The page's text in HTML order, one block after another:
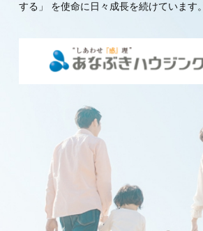
する」
を使命に日々成長を続けています。